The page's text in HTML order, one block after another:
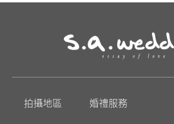
拍攝地區 婚禮服務